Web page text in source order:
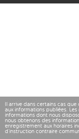
Il arrive dans certains cas
aux informations publiées.
informations dont nous
nous obtenons des
enregistrement aux horaires
d’instruction contraire